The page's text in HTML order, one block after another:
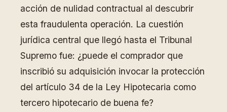
acción de nulidad contractual al descubrir
esta fraudulenta operación. La cuestión
jurídica central que llegó hasta el Tribunal
Supremo fue: ¿puede el comprador que
inscribió su adquisición invocar la protección
del artículo 34 de la Ley Hipotecaria como
tercero hipotecario de buena fe?